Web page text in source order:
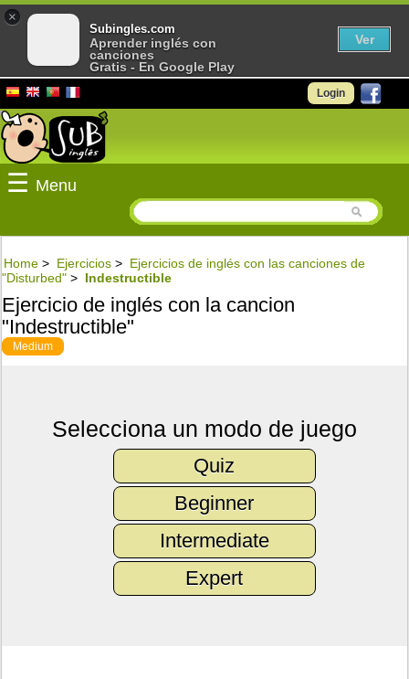
Login
☰ Menu
Home > Ejercicios > Ejercicios de inglés con las canciones de
"Disturbed" > Indestructible
Ejercicio de inglés con la cancion
"Indestructible"
Medium
Selecciona un modo de juego
Quiz
Beginner
Intermediate
Expert
×
Subingles.com
Aprender inglés con
canciones
Gratis - En Google Play
Ver